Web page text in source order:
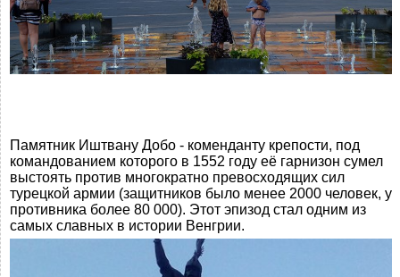
Памятник Иштвану Добо - коменданту крепости, под
командованием которого в 1552 году её гарнизон сумел
выстоять против многократно превосходящих сил
турецкой армии (защитников было менее 2000 человек, у
противника более 80 000). Этот эпизод стал одним из
самых славных в истории Венгрии.